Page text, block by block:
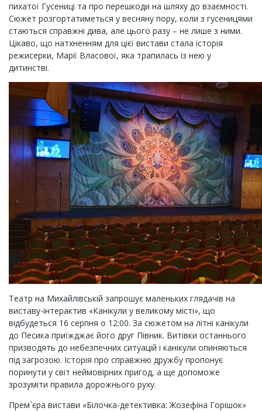
пихатої Гусениці та про перешкоди на шляху до взаємності.
Сюжет розгортатиметься у весняну пору, коли з гусеницями
стаються справжні дива, але цього разу – не лише з ними.
Цікаво, що натхненням для цієї вистави стала історія
режисерки, Марії Власової, яка трапилась із нею у
дитинстві.
Театр на Михайлівській запрошує маленьких глядачів на
виставу-інтерактив «Канікули у великому місті», що
відбудеться 16 серпня о 12:00. За сюжетом на літні канікули
до Песика приїжджає його друг Півник. Витівки останнього
призводять до небезпечних ситуацій і канікули опиняються
під загрозою. Історія про справжню дружбу пропонує
поринути у світ неймовірних пригод, а ще допоможе
зрозуміти правила дорожнього руху.
Прем`єра вистави «Білочка-детективка: Жозефіна Горішок»